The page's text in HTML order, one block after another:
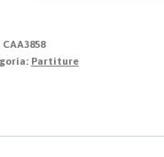
CAA3858
Partiture